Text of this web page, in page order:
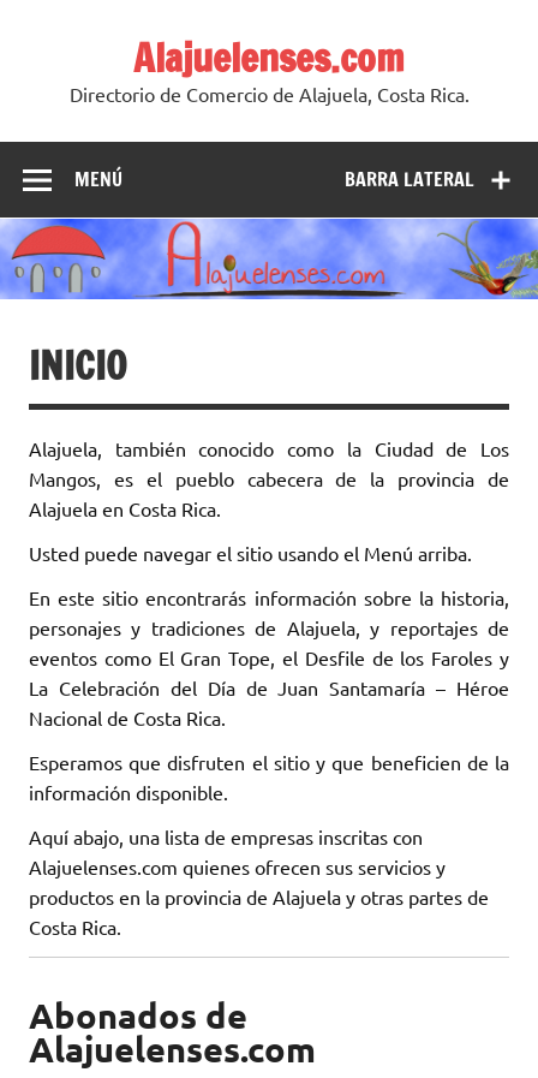
Alajuelenses.com
Directorio de Comercio de Alajuela, Costa Rica.
BARRA LATERAL
MENÚ
INICIO
Alajuela, también conocido como la Ciudad de Los
Mangos, es el pueblo cabecera de la provincia de
Alajuela en Costa Rica.
Usted puede navegar el sitio usando el Menú arriba.
En este sitio encontrarás información sobre la historia,
personajes y tradiciones de Alajuela, y reportajes de
eventos como El Gran Tope, el Desfile de los Faroles y
La Celebración del Día de Juan Santamaría – Héroe
Nacional de Costa Rica.
Esperamos que disfruten el sitio y que beneficien de la
información disponible.
Aquí abajo, una lista de empresas inscritas con
Alajuelenses.com quienes ofrecen sus servicios y
productos en la provincia de Alajuela y otras partes de
Costa Rica.
Abonados de
Alajuelenses.com